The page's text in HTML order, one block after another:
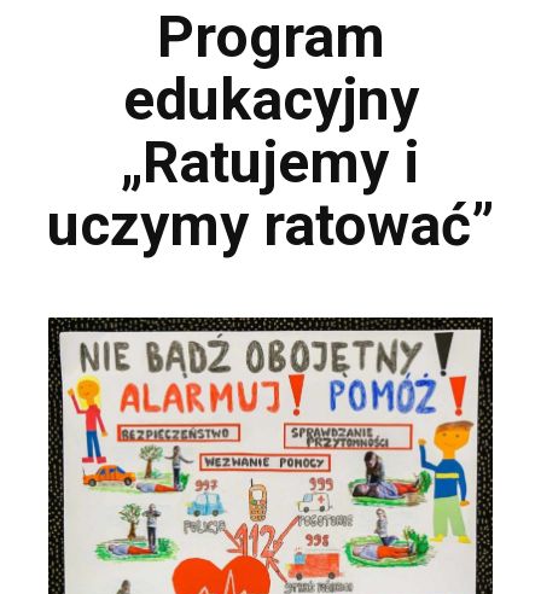
Program
edukacyjny
„Ratujemy i
uczymy ratować”